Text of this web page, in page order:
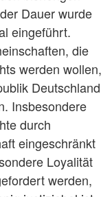
Dauer wurde
eingeführt.
die
werden wollen,
Deutschland
Insbesondere
durch
eingeschränkt
Loyalität
werden,